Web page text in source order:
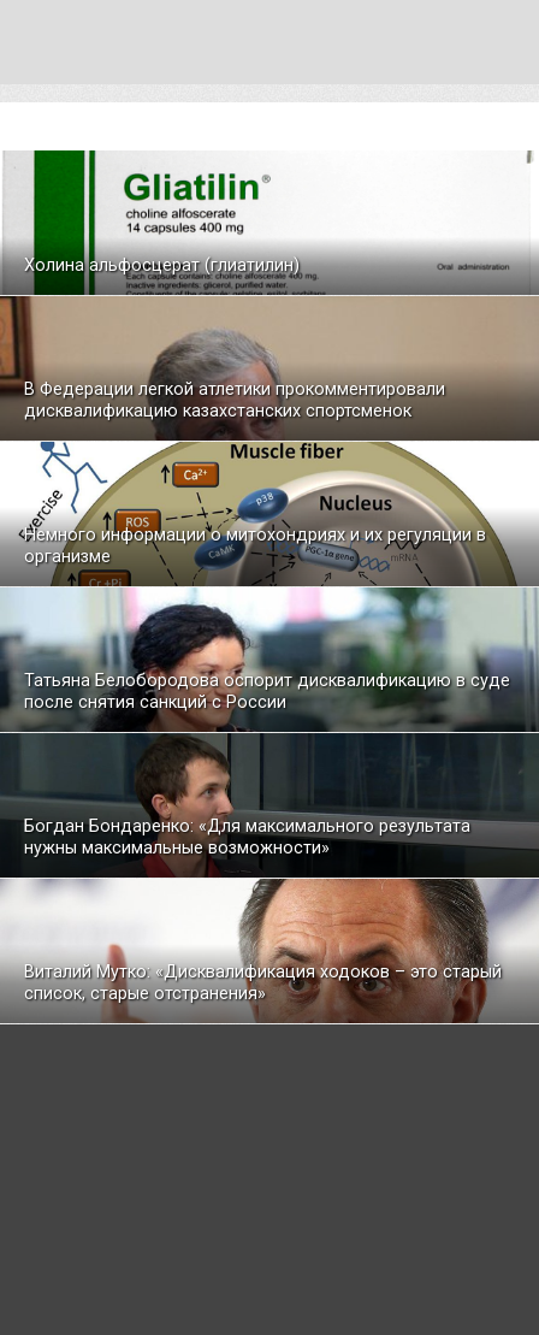
Холина альфосцерат (глиатилин)
В Федерации легкой атлетики прокомментировали
дисквалификацию казахстанских спортсменок
Немного информации о митохондриях и их регуляции в
организме
Татьяна Белобородова оспорит дисквалификацию в суде
после снятия санкций с России
Богдан Бондаренко: «Для максимального результата
нужны максимальные возможности»
Виталий Мутко: «Дисквалификация ходоков – это старый
список, старые отстранения»